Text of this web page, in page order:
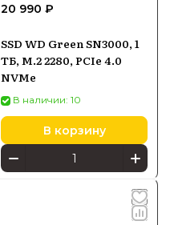
20 990 ₽
SSD WD Green SN3000, 1
ТБ, M.2 2280, PCIe 4.0
NVMe
В наличии: 10
В корзину